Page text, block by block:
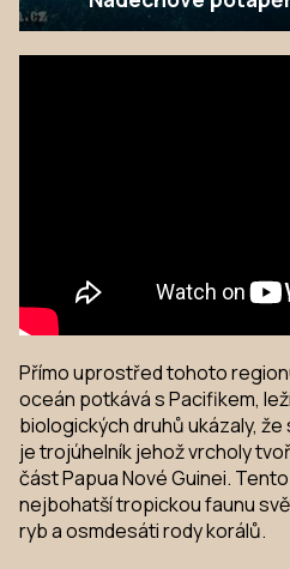
Přímo uprostřed tohoto
oceán potkává s Pacifikem,
biologických druhů ukázaly,
je trojúhelník jehož vrcholy
část Papua Nové Guinei.
nejbohatší tropickou faunu
ryb a osmdesáti rody korálů.